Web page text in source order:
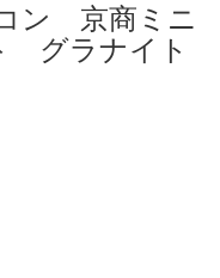
ン 京商ミニ
グラナイト